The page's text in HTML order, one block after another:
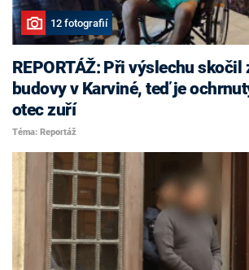
12 fotografií
REPORTÁŽ: Při výslechu
budovy v Karviné, teď je
otec zuří
Téma: Reportáž